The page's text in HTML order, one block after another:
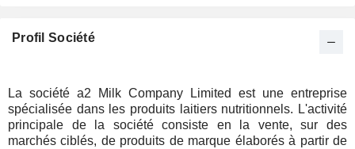
Profil Société
La société a2 Milk Company Limited est une entreprise
spécialisée dans les produits laitiers nutritionnels. L'activité
principale de la société consiste en la vente, sur des
marchés ciblés, de produits de marque élaborés à partir de